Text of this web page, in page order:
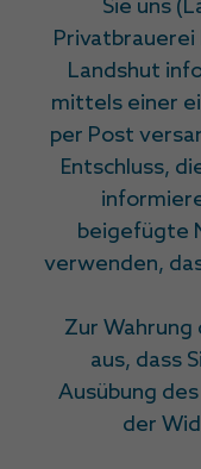
Sie uns
Landshut
mittels einer
per Post
Entschluss,
beigefügte
verwenden,
Zur
aus, dass
Ausübung
der